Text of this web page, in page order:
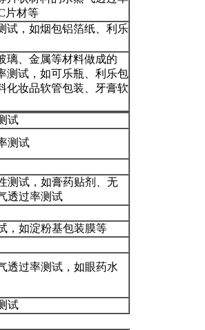
片材等
试，如烟包铝箔纸、利乐
璃、金属等材料做成的
测试，如可乐瓶、利乐包
化妆品软管包装、牙膏软
试
测试
测试，如膏药贴剂、无
透过率测试
，如淀粉基包装膜等
透过率测试，如眼药水
试